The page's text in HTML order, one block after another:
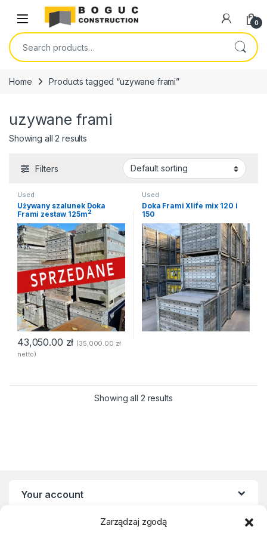
Zarządzaj zgodą
Skip to navigation
Skip to content
Open 0
Search for:
Home Products tagged “uzywane frami”
uzywane frami
Showing all 2 results
Filters
Used
Używany szalunek Doka
Frami zestaw 125m2
43,050.00 zł (35,000.00 zł
netto)
Used
Doka Frami Xlife mix 120 i
150
Showing all 2 results
Your account